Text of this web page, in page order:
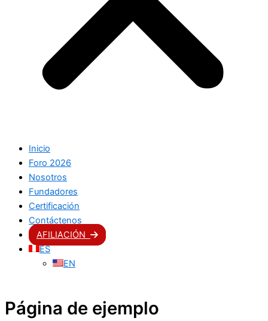
Inicio
Foro 2026
Nosotros
Fundadores
Certificación
Contáctenos
AFILIACIÓN
ES
EN
Página de ejemplo